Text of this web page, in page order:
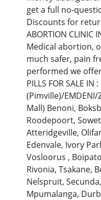
get a full no-
Discounts for
ABORTION CLINIC
Medical abortion,
much safer, pain
performed we
PILLS FOR SALE
(Pimville)/EMDENI/
Mall) Benoni,
Roodepoort,
Atteridgeville,
Edenvale, Ivory
Vosloorus ,
Rivonia, Tsakane,
Nelspruit,
Mpumalanga,